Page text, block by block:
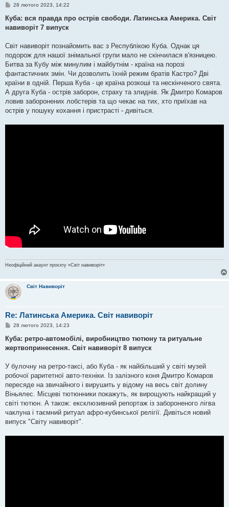
П
в
і
д
л
е
н
н
я
28 лютого 2023, 14:22
Куба: вся правда про острів свободи. Латинська Америка. Світ
навиворіт 7 випуск
Світ навиворіт познайомить вас з Республікою Куба. Однак ця
подорож для нашої знімальної групи мало не скінчилася в'язницею.
Битва за Кубу між минулим і майбутнім - країна на порозі
фантастичних змін. Чи дозволить їхній режим братів Кастро? Дві
країни в одній. Перша Куба - це країна розкоші та нескінченого свята.
А друга Куба - острів заборон, страху та злиднів. Як Дмитро Комаров
ловив заборонених лобстерів та що чекає на тих, хто приїхав на
острів у пошуку кохання і пристрасті - дивіться.
Неофіційний акаунт проєкту «Світ навиворіт»
Світ Навиворіт
Re: Латинська Америка. Світ навиворіт
П
в
і
д
л
е
н
я
28 лютого 2023, 14:23
Куба: ретро-автомобілі, виробництво тютюну та ритуальне
жертвопринесення. Світ навиворіт 8 випуск
У булочну на ретро-таксі, або Куба - як найбільший у світі музей
робочої раритетної авто-техніки. Із залізного коня Дмитро Комаров
пересяде на звичайного і вирушить у відому на весь світ долину
Віньялес. Місцеві тютюнники покажуть, як вирощують найкращий у
світі тютюн. А також: ексклюзивний репортаж із забороненого лігва
чаклуна і таємний ритуал афро-кубинської релігії. Дивіться новий
випуск "Світу навиворіт".